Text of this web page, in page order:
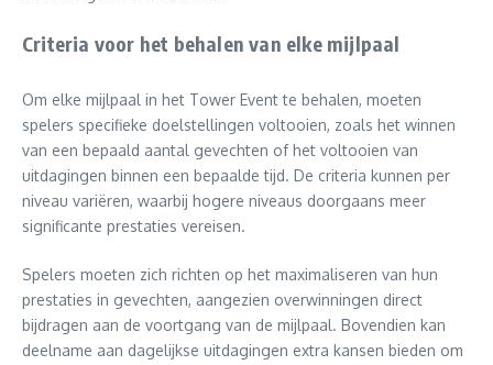
Criteria voor het behalen van elke mijlpaal
Om elke mijlpaal in het Tower Event te behalen, moeten
spelers specifieke doelstellingen voltooien, zoals het winnen
van een bepaald aantal gevechten of het voltooien van
uitdagingen binnen een bepaalde tijd. De criteria kunnen per
niveau variëren, waarbij hogere niveaus doorgaans meer
significante prestaties vereisen.
Spelers moeten zich richten op het maximaliseren van hun
prestaties in gevechten, aangezien overwinningen direct
bijdragen aan de voortgang van de mijlpaal. Bovendien kan
deelname aan dagelijkse uitdagingen extra kansen bieden om